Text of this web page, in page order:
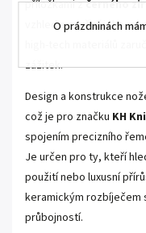
O prázdninách
příložkami zčerného
vzhled a zvyšují jeho
high-tech materiálů
zážitek.
Design a konstrukce
což je pro značku KH
spojením precizního
Je určen pro ty, kteří
použití nebo luxusní
keramickým rozbíječem
průbojností.